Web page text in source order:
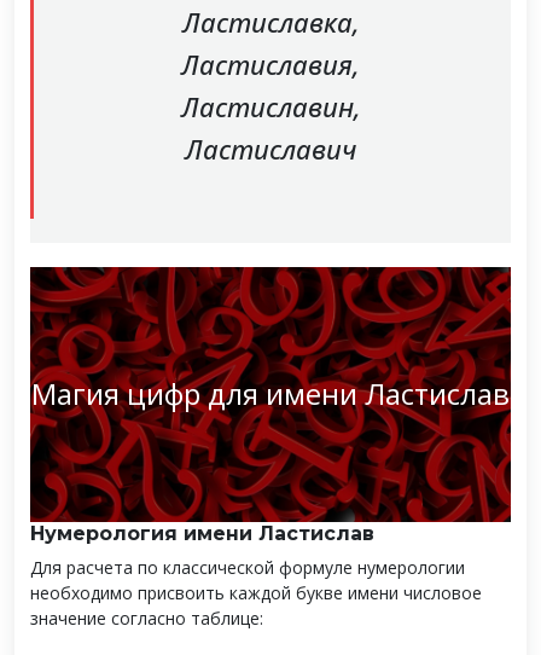
Ластиславка,
Ластиславия,
Ластиславин,
Ластиславич
Магия цифр для имени Ластислав
Нумерология имени Ластислав
Для расчета по классической формуле нумерологии
необходимо присвоить каждой букве имени числовое
значение согласно таблице: